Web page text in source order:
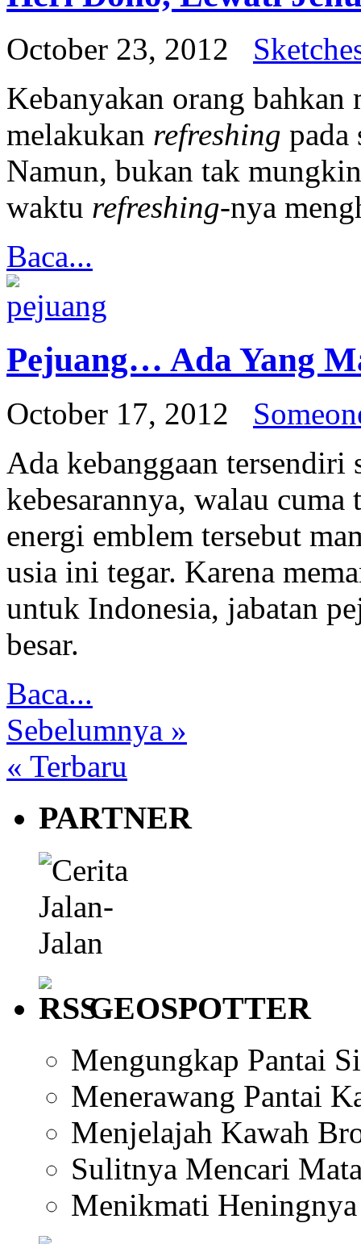
October 23, 2012
Kebanyakan orang bahkan
melakukan refreshing pada
Namun, bukan tak
waktu refreshing-nya
Baca...
Pejuang… Ada Yang
October 17, 2012
Ada kebanggaan tersendiri
kebesarannya, walau
energi emblem tersebut
usia ini tegar. Karena
untuk Indonesia, jabatan
besar.
Baca...
Sebelumnya »
« Terbaru
PARTNER
GEOSPOTTER
Mengungkap Pantai
Menerawang Pantai
Menjelajah Kawah
Sulitnya Mencari
Menikmati